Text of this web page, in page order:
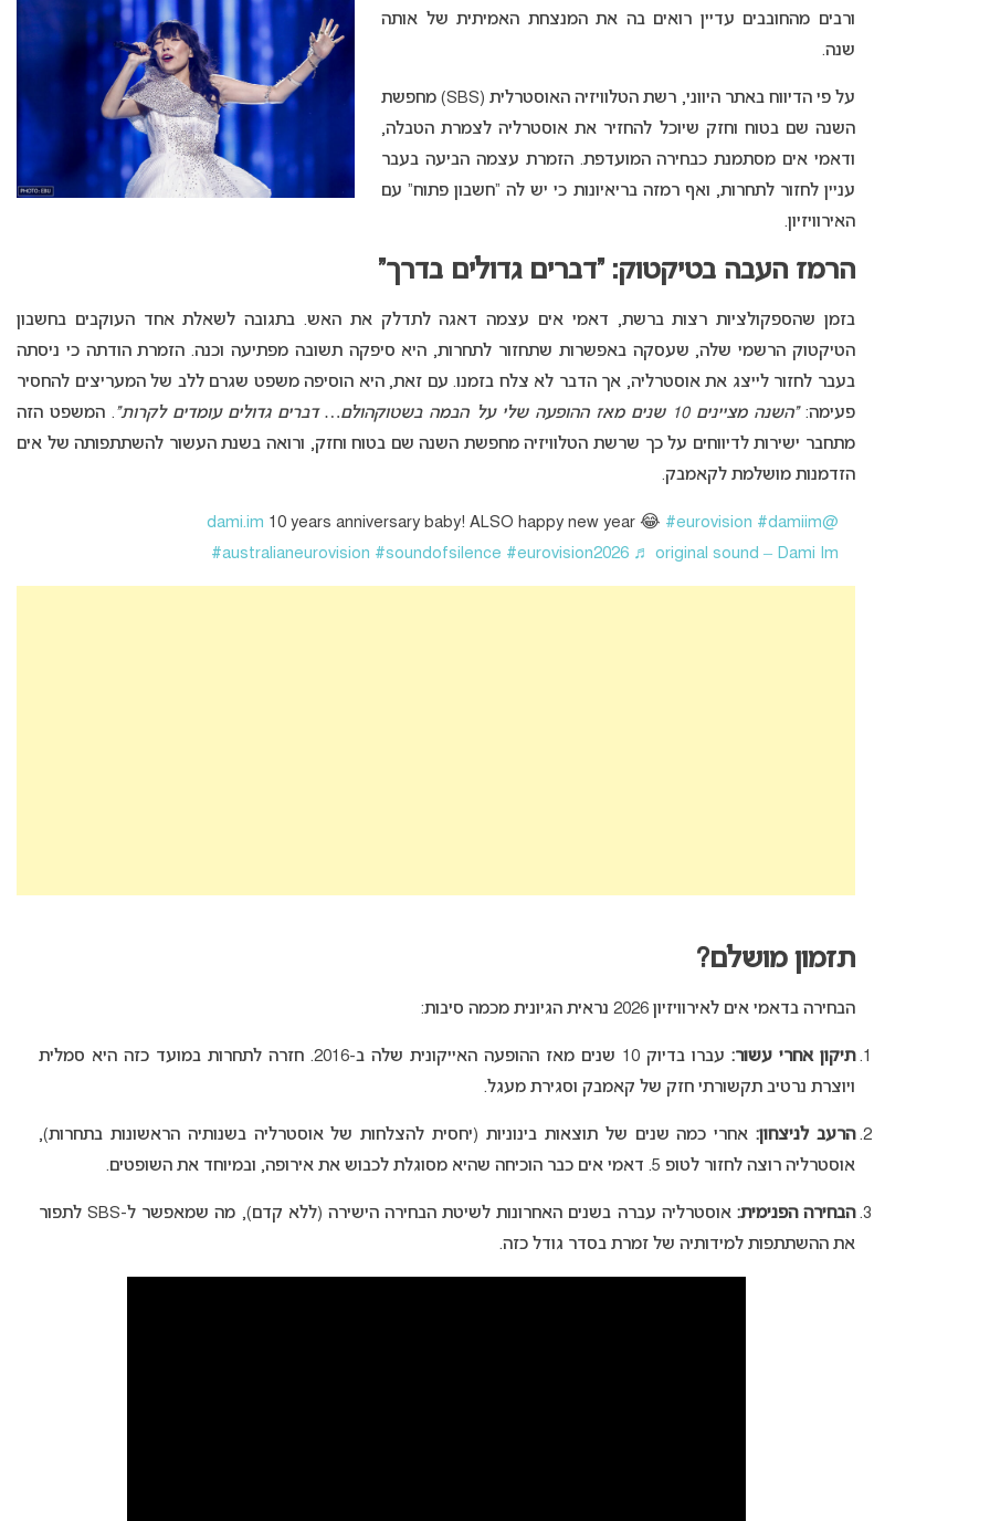
ורבים מהחובבים עדיין רואים בה את המנצחת האמיתית של אותה
שנה.
על פי הדיווח באתר היווני, רשת הטלוויזיה האוסטרלית (SBS) מחפשת
השנה שם בטוח וחזק שיוכל להחזיר את אוסטרליה לצמרת הטבלה,
ודאמי אים מסתמנת כבחירה המועדפת. הזמרת עצמה הביעה בעבר
עניין לחזור לתחרות, ואף רמזה בריאיונות כי יש לה “חשבון פתוח” עם
האירוויזיון.
הרמז העבה בטיקטוק: “דברים גדולים בדרך”
בזמן שהספקולציות רצות ברשת, דאמי אים עצמה דאגה לתדלק את האש. בתגובה לשאלת אחד העוקבים בחשבון
הטיקטוק הרשמי שלה, שעסקה באפשרות שתחזור לתחרות, היא סיפקה תשובה מפתיעה וכנה. הזמרת הודתה כי ניסתה
בעבר לחזור לייצג את אוסטרליה, אך הדבר לא צלח בזמנו. עם זאת, היא הוסיפה משפט שגרם ללב של המעריצים להחסיר
פעימה:“השנה מציינים 10 שנים מאז ההופעה שלי על הבמה בשטוקהולם… דברים גדולים עומדים לקרות”
. המשפט הזה
מתחבר ישירות לדיווחים על כך שרשת הטלוויזיה מחפשת השנה שם בטוח וחזק, ורואה בשנת העשור להשתתפותה של אים
הזדמנות מושלמת לקאמבק.
@dami.im
10 years anniversary baby! ALSO happy new year 😂 #eurovision #damiim
#australianeurovision #soundofsilence #eurovision2026 ♬ original sound – Dami Im
תזמון מושלם?
הבחירה בדאמי אים לאירוויזיון 2026 נראית הגיונית מכמה סיבות:
תיקון אחרי עשור:
עברו בדיוק 10 שנים מאז ההופעה האייקונית שלה ב-2016. חזרה לתחרות במועד כזה היא סמלית
ויוצרת נרטיב תקשורתי חזק של קאמבק וסגירת מעגל.
הרעב לניצחון:אחרי כמה שנים של תוצאות בינוניות (יחסית להצלחות של אוסטרליה בשנותיה הראשונות בתחרות),
אוסטרליה רוצה לחזור לטופ 5. דאמי אים כבר הוכיחה שהיא מסוגלת לכבוש את אירופה, ובמיוחד את השופטים.
הבחירה הפנימית:
אוסטרליה עברה בשנים האחרונות לשיטת הבחירה הישירה (ללא קדם), מה שמאפשר ל-SBS לתפור
את ההשתתפות למידותיה של זמרת בסדר גודל כזה.